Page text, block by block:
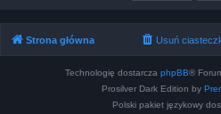
Strona główna Usuń
Technologię dostarcza phpBB®
Prosilver Dark Edition by
Polski pakiet językowy